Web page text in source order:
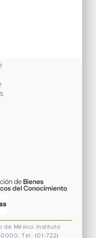
de México
Instituto
Tel. (01-722)